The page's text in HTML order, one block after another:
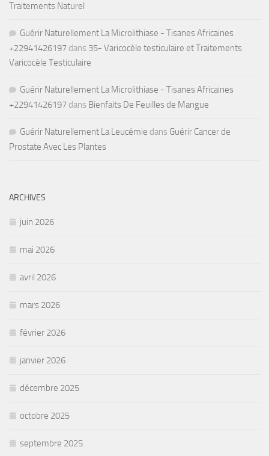
Traitements Naturel
Guérir Naturellement La Microlithiase - Tisanes Africaines
+22941426197 dans 35- Varicocèle testiculaire et Traitements
Varicocèle Testiculaire
Guérir Naturellement La Microlithiase - Tisanes Africaines
+22941426197 dans Bienfaits De Feuilles de Mangue
Guérir Naturellement La Leucémie dans Guérir Cancer de
Prostate Avec Les Plantes
ARCHIVES
juin 2026
mai 2026
avril 2026
mars 2026
février 2026
janvier 2026
décembre 2025
octobre 2025
septembre 2025